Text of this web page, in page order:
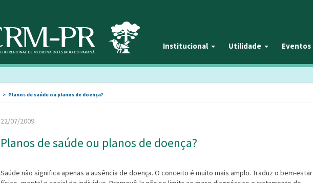
Institucional Utilidade Eventos
Planos de saúde ou planos de doença?
22/07/2009
Planos de saúde ou planos de doença?
Saúde não significa apenas a ausência de doença. O conceito é muito mais amplo. Traduz o bem-estar